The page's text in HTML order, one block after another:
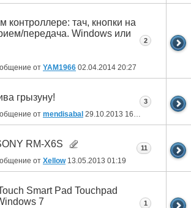
контроллере: тач, кнопки на
передача. Windows или
от YAM1966 02.04.2014 20:27
2
грызуну!
от mendisabal 29.10.2013 16:03
3
RM-X6S
от Xellow13.05.2013 01:19
11
Smart Pad Touchpad
7
1